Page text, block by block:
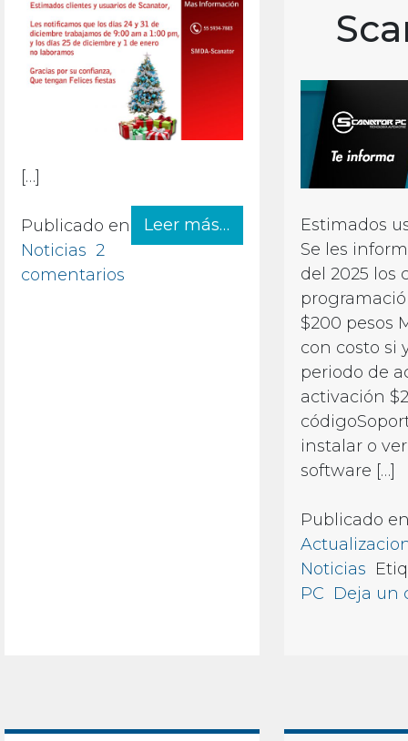
[…]
Leer más… from Aviso de fin de
Publicado en
Noticias 2
comentariosen Aviso de fin de año
Estimados
Se les
del 2025 los
$200 pesos
con costo si
periodo de
activación
instalar o
software […]
Publicado
Noticias
PC Deja un